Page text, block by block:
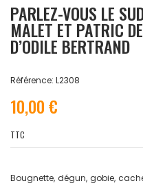
PARLEZ-VOUS LE
MALET ET PATRIC
D’ODILE BERTRAND
Référence: L2308
10,00 €
TTC
Bougnette, dégun, gobie,